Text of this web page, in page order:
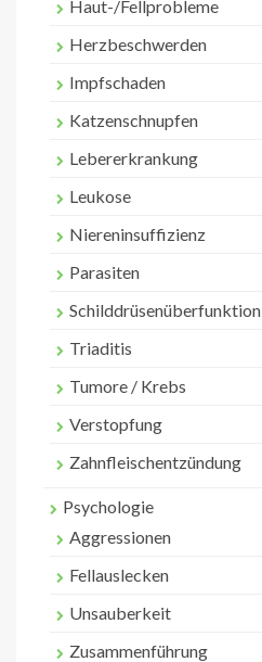
Haut-/Fellprobleme
Herzbeschwerden
Impfschaden
Katzenschnupfen
Lebererkrankung
Leukose
Niereninsuffizienz
Parasiten
Schilddrüsenüberfunktion
Triaditis
Tumore / Krebs
Verstopfung
Zahnfleischentzündung
Psychologie
Aggressionen
Fellauslecken
Unsauberkeit
Zusammenführung